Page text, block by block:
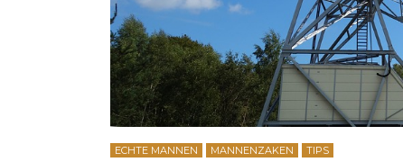
ECHTE MANNEN MANNENZAKEN TIPS